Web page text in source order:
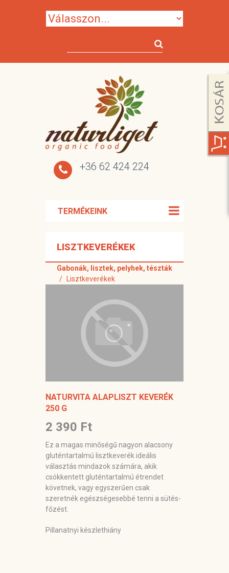
+36 62 424 224
TERMÉKEINK
LISZTKEVERÉKEK
Gabonák, lisztek, pelyhek, tészták
Lisztkeverékek
NATURVITA ALAPLISZT KEVERÉK
250 G
2 390 Ft
Ez a magas minőségű nagyon alacsony
gluténtartalmú lisztkeverék ideális
választás mindazok számára, akik
csökkentett gluténtartalmú étrendet
követnek, vagy egyszerűen csak
szeretnék egészségesebbé tenni a sütés-
főzést.
Pillanatnyi készlethiány